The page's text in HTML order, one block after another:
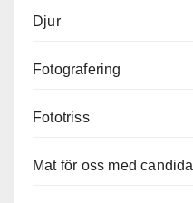
Djur
Fotografering
Fototriss
Mat för oss med candida